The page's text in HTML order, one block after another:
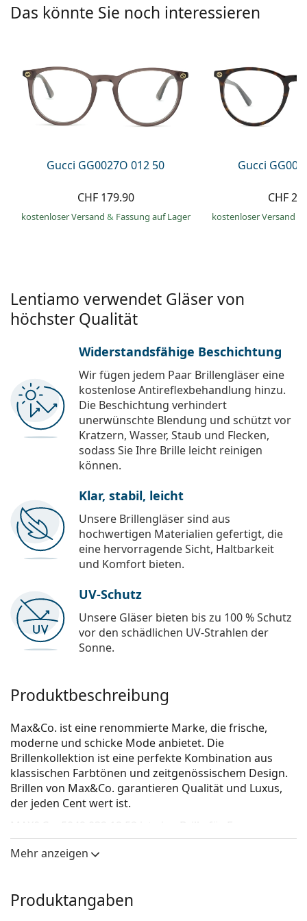
Marc Jacobs
Prada
Alle Marken
Das könnte Sie noch interessieren
Gucci GG0027O 012 50
CHF 179.90
kostenloser Versand & Fassung auf Lager
Gucci
CHF
kostenloser Versand
Lentiamo verwendet Gläser von
höchster Qualität
Widerstandsfähige Beschichtung
Wir fügen jedem Paar Brillengläser eine
kostenlose Antireflexbehandlung hinzu.
Die Beschichtung verhindert
unerwünschte Blendung und schützt vor
Kratzern, Wasser, Staub und Flecken,
sodass Sie Ihre Brille leicht reinigen
können.
Klar, stabil, leicht
Unsere Brillengläser sind aus
hochwertigen Materialien gefertigt, die
eine hervorragende Sicht, Haltbarkeit
und Komfort bieten.
UV-Schutz
Unsere Gläser bieten bis zu 100 % Schutz
vor den schädlichen UV-Strahlen der
Sonne.
Produktbeschreibung
Max&Co. ist eine renommierte Marke, die frische,
moderne und schicke Mode anbietet. Die
Brillenkollektion ist eine perfekte Kombination aus
klassischen Farbtönen und zeitgenössischem Design.
Brillen von Max&Co. garantieren Qualität und Luxus,
der jeden Cent wert ist.
MAX&Co. 5049 032 19 52
ist eine Brille für Frauen.
Brillenfassung
oder dunkelblonden Haaren.
Mehr anzeigen
Produktangaben